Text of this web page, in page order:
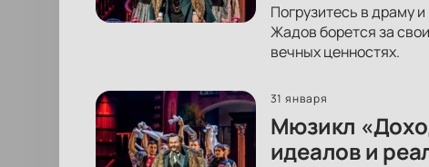
Погрузитесь в драму
Жадов борется за
вечных ценностях.
31 января
Мюзикл
идеалов и